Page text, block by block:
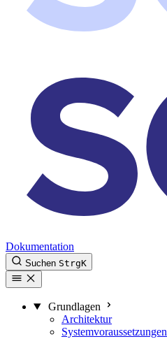
Dokumentation
Suchen StrgK
Grundlagen
Architektur
Systemvoraussetzungen